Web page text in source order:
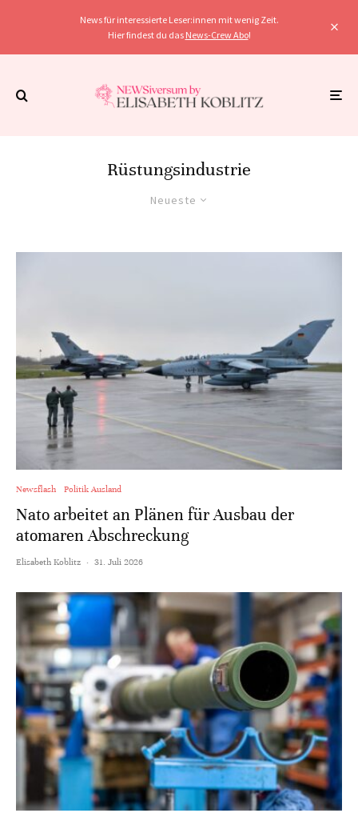
News für interessierte Leser:innen mit wenig Zeit.
Hier findest du das News-Crew Abo!
Rüstungsindustrie
Neueste
Newsflash Politik Ausland
Nato arbeitet an Plänen für Ausbau der
atomaren Abschreckung
Elisabeth Koblitz · 31. Juli 2026